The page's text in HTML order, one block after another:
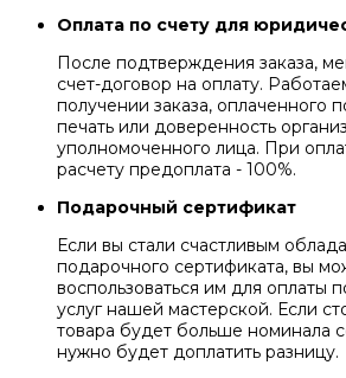
Оплата по счету для
После подтверждения заказа,
счет-договор на оплату.
получении заказа, оплаченного
печать или доверенность
уполномоченного лица. При
расчету предоплата - 100%.
Подарочный сертификат
Если вы стали счастливым
подарочного сертификата, вы
воспользоваться им для оплаты
услуг нашей мастерской. Если
товара будет больше номинала
нужно будет доплатить разницу.